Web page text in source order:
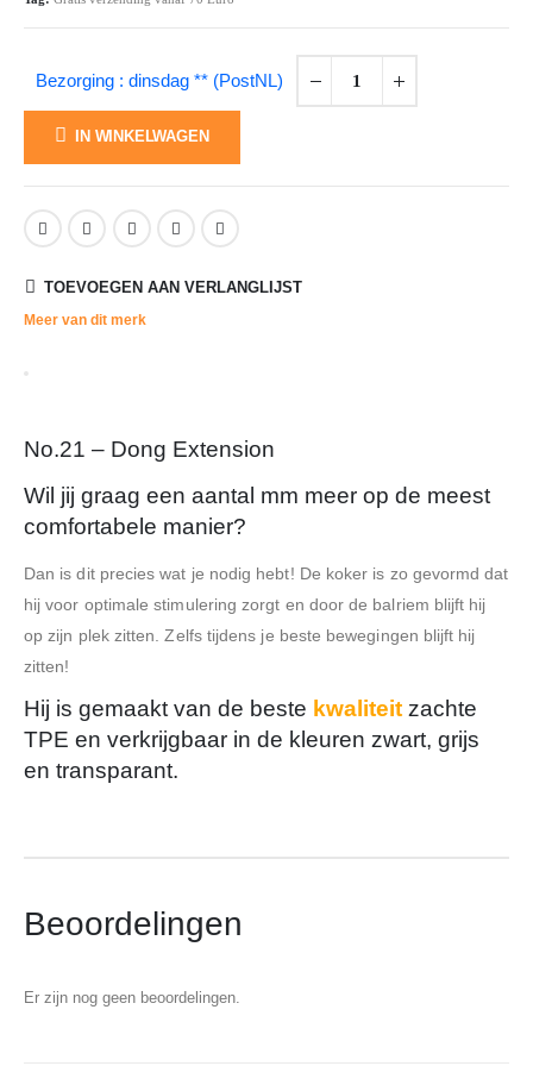
Bezorging : dinsdag ** (PostNL)
IN WINKELWAGEN
TOEVOEGEN AAN VERLANGLIJST
Meer van dit merk
No.21 – Dong Extension
Wil jij graag een aantal mm meer op de meest
comfortabele manier?
Dan is dit precies wat je nodig hebt! De koker is zo gevormd dat
hij voor optimale stimulering zorgt en door de balriem blijft hij
op zijn plek zitten. Zelfs tijdens je beste bewegingen blijft hij
zitten!
Hij is gemaakt van de beste kwaliteit zachte
TPE en verkrijgbaar in de kleuren zwart, grijs
en transparant.
Beoordelingen
Er zijn nog geen beoordelingen.